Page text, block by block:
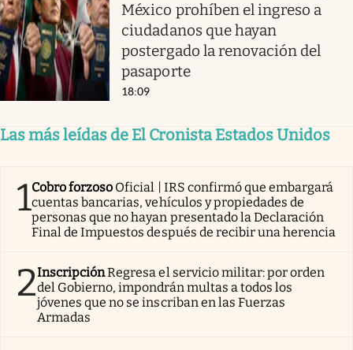
México prohíben el ingreso a
ciudadanos que hayan
postergado la renovación del
pasaporte
18:09
Las más leídas de El Cronista Estados Unidos
1Cobro forzoso Oficial | IRS confirmó que embargará
cuentas bancarias, vehículos y propiedades de
personas que no hayan presentado la Declaración
Final de Impuestos después de recibir una herencia
2InscripciónRegresa el servicio militar: por orden
del Gobierno, impondrán multas a todos los
jóvenes que no se inscriban en las Fuerzas
Armadas